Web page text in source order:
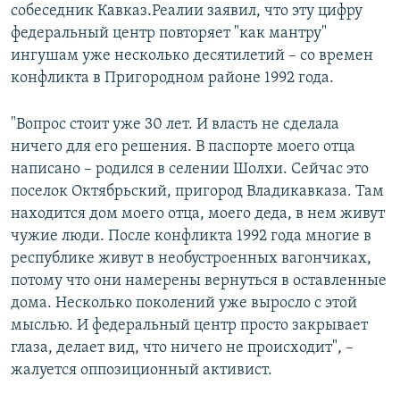
собеседник Кавказ.Реалии заявил, что эту цифру
федеральный центр повторяет "как мантру"
ингушам уже несколько десятилетий – со времен
конфликта в Пригородном районе 1992 года.
"Вопрос стоит уже 30 лет. И власть не сделала
ничего для его решения. В паспорте моего отца
написано – родился в селении Шолхи. Сейчас это
поселок Октябрьский, пригород Владикавказа. Там
находится дом моего отца, моего деда, в нем живут
чужие люди. После конфликта 1992 года многие в
республике живут в необустроенных вагончиках,
потому что они намерены вернуться в оставленные
дома. Несколько поколений уже выросло с этой
мыслью. И федеральный центр просто закрывает
глаза, делает вид, что ничего не происходит", –
жалуется оппозиционный активист.